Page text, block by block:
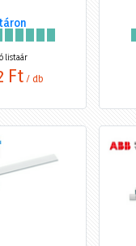
listaár
Ft / db